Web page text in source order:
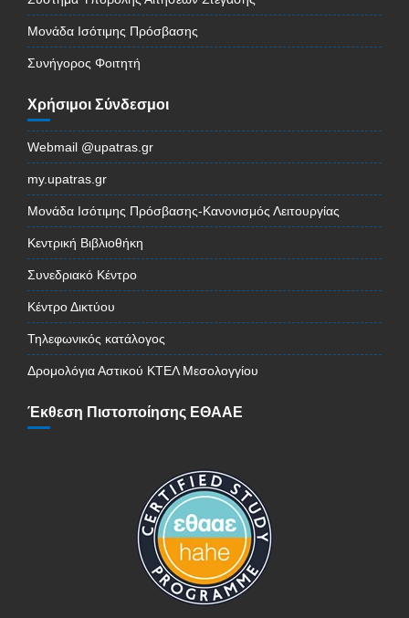
Μονάδα Ισότιμης Πρόσβασης
Συνήγορος Φοιτητή
Χρήσιμοι Σύνδεσμοι
Webmail @upatras.gr
my.upatras.gr
Μονάδα Ισότιμης Πρόσβασης-Κανονισμός Λειτουργίας
Κεντρική Βιβλιοθήκη
Συνεδριακό Κέντρο
Κέντρο Δικτύου
Τηλεφωνικός κατάλογος
Δρομολόγια Αστικού ΚΤΕΛ Μεσολογγίου
Έκθεση Πιστοποίησης ΕΘΑΑΕ